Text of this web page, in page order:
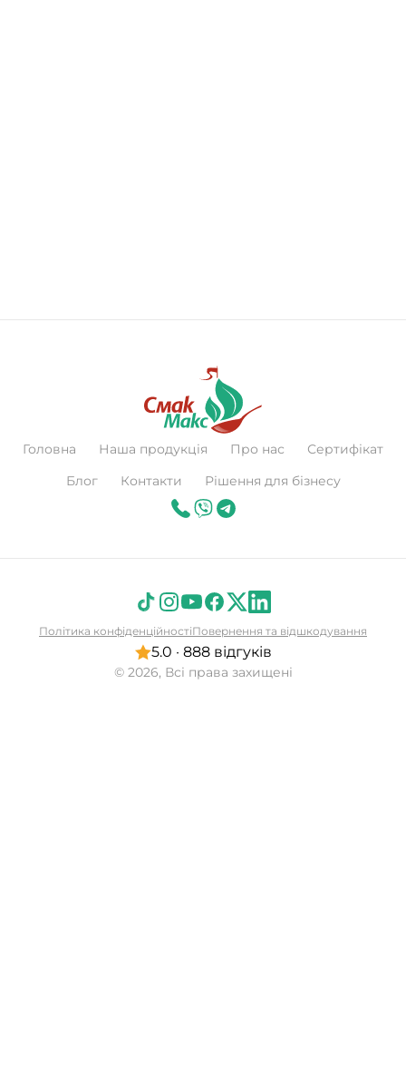
Головна Наша продукція Про нас
Сертифікат
Блог
Контакти Рішення для бізнесу
© 2026, Всі права захищені
5.0 · 888 відгуків
Політика конфіденційностіПовернення та відшкодування